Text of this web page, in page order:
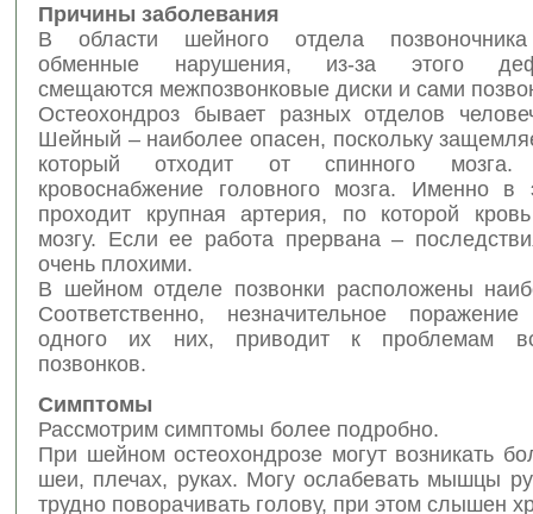
Причины заболевания
В области шейного отдела позвоночника
обменные нарушения, из-за этого
смещаются межпозвонковые диски и сами
Остеохондроз бывает разных отделов
Шейный – наиболее опасен, поскольку
который отходит от спинного мозга.
кровоснабжение головного мозга. Именно в
проходит крупная артерия, по которой
мозгу. Если ее работа прервана –
очень плохими.
В шейном отделе позвонки расположены
Соответственно, незначительное
одного их них, приводит к проблемам
позвонков.
Симптомы
Рассмотрим симптомы более подробно.
При шейном остеохондрозе могут возникать
шеи, плечах, руках. Могу ослабевать мышцы
трудно поворачивать голову, при этом слышен